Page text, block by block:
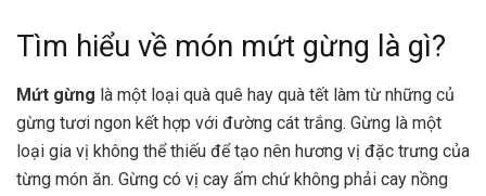
Tìm hiểu về món mứt gừng là gì?
Mứt gừng là một loại quà quê hay quà tết làm từ những củ
gừng tươi ngon kết hợp với đường cát trắng. Gừng là một
loại gia vị không thể thiếu để tạo nên hương vị đặc trưng của
từng món ăn. Gừng có vị cay ấm chứ không phải cay nồng